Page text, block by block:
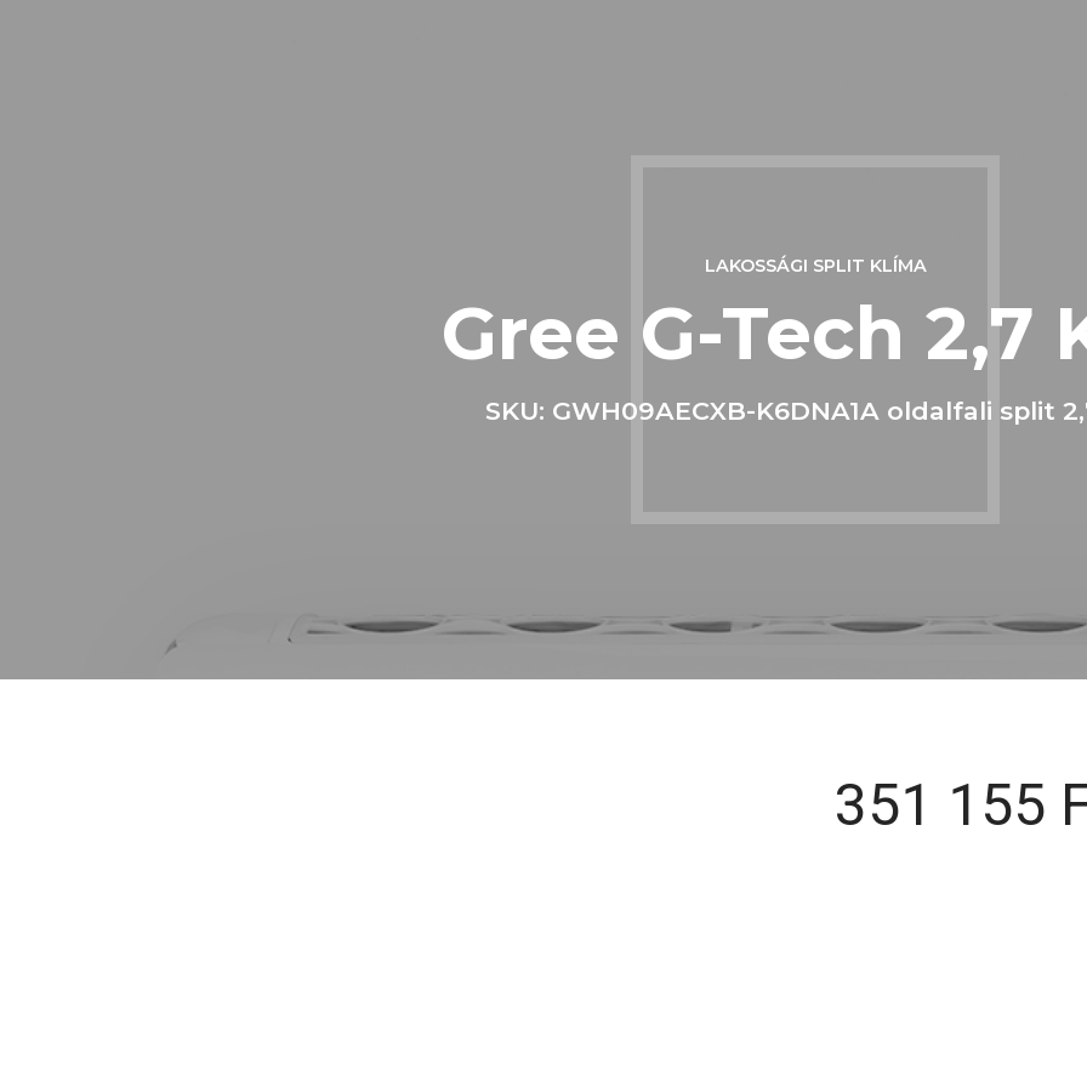
LAKOSSÁGI SPLIT KLÍMA
Gree G-Tech 2,7
SKU: GWH09AECXB-K6DNA1A oldalfali split
351 155